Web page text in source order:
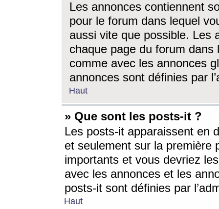
Les annonces contiennent
pour le forum dans lequel
aussi vite que possible. Les
chaque page du forum dans
comme avec les annonces
annonces sont définies par
Haut
» Que sont les posts-it ?
Les posts-it apparaissent en
et seulement sur la première
importants et vous devriez
avec les annonces et les
posts-it sont définies par
Haut